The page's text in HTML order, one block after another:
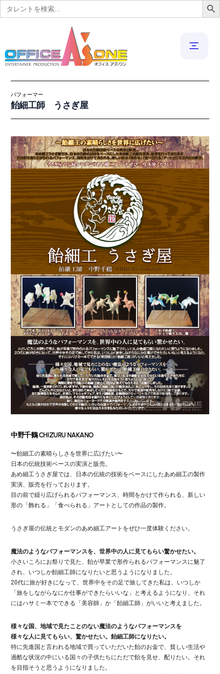
Search
for:
パフォーマー
飴細工師 うさぎ屋
中野千鶴 CHIZURU NAKANO
〜飴細工の素晴らしさを世界に広げたい〜
日本の伝統技術ベースの実演と販売。
あめ細工うさぎ屋では、日本の伝統の技術をベースにしたあめ細工の製作
実演、販売を行っております。
目の前で繰り広げられるパフォーマンス、時間をかけて作られる、新しい
形の「飾れる」「食べられる」アートとしての作品の製作。
うさぎ屋の伝統とモダンのあめ細工アートをぜひ一度体験ください。
魔法のようなパフォーマンスを、世界中の人に見てもらい驚かせたい。
小さいころにお祭りで見た、飴が早業で形作られるパフォーマンスに魅了
され、いつしか飴細工師になりたいと思うようになりました。
20代に旅が好きになって、世界中をその足で旅してきた私は、いつしか
「旅をしながらなにか仕事ができたらいいな」と考えるようになり、それ
にはハサミ一本でできる「美容師」か「飴細工師」がいいと考えました。
様々な国、地域で見たことのない魔法のようなパフォーマンスを
様々な人に見てもらい、驚かせたい。飴細工師になりたい。
特に先進国と言われる地域で買っていただいた飴のお金で、貧しい生活や
過酷な状況の中にいる国々の子供たちにただで飴を見せ、配りたい。それ
を目指そうと思うようになりました。